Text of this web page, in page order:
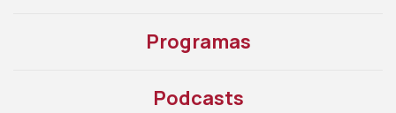
Programas
Podcasts